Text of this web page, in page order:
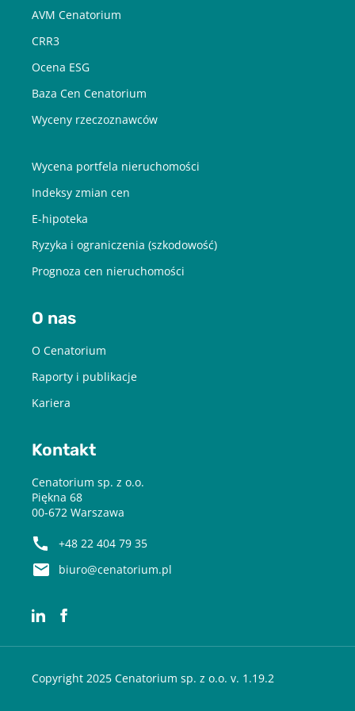
AVM Cenatorium
CRR3
Ocena ESG
Baza Cen Cenatorium
Wyceny rzeczoznawców
Wycena portfela nieruchomości
Indeksy zmian cen
E-hipoteka
Ryzyka i ograniczenia (szkodowość)
Prognoza cen nieruchomości
O nas
O Cenatorium
Raporty i publikacje
Kariera
Kontakt
Cenatorium sp. z o.o.
Piękna 68
00-672 Warszawa
+48 22 404 79 35
biuro@cenatorium.pl
Copyright 2025 Cenatorium sp. z o.o. v. 1.19.2